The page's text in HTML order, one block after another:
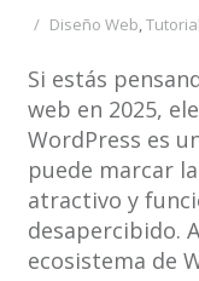
Diseño Web,
Si estás
web en 2025,
WordPress es
puede marcar
atractivo y
desapercibido.
ecosistema de